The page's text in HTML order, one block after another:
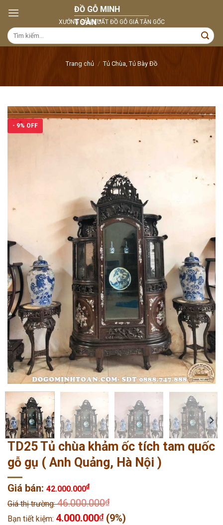
content
Tìm
kiếm:
Trang chủ / Tủ Chùa, Tủ Bày Đồ
- 9% OFF
TD25 Tủ chùa khảm ốc tích tam quốc
gỗ gụ ( Anh Quảng, Hà Nội )
Giá bán: 42.000.000₫
Giá thị trường:46.000.000₫
Bạn tiết kiệm: 4.000.000₫ (9%)